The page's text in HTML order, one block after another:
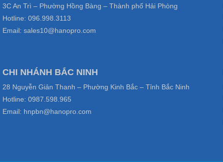
3C An Trì – Phường Hồng Bàng – Thành phố Hải Phòng
Hotline: 096.998.3113
Email: sales10@hanopro.com
CHI NHÁNH BẮC NINH
28 Nguyễn Giản Thanh – Phường Kinh Bắc – Tỉnh Bắc Ninh
Hotline: 0987.598.965
Email: hnpbn@hanopro.com